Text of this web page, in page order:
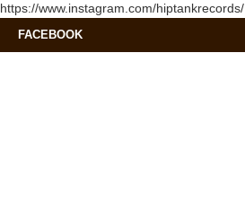
https://www.instagram.com/hiptankrecords/
FACEBOOK